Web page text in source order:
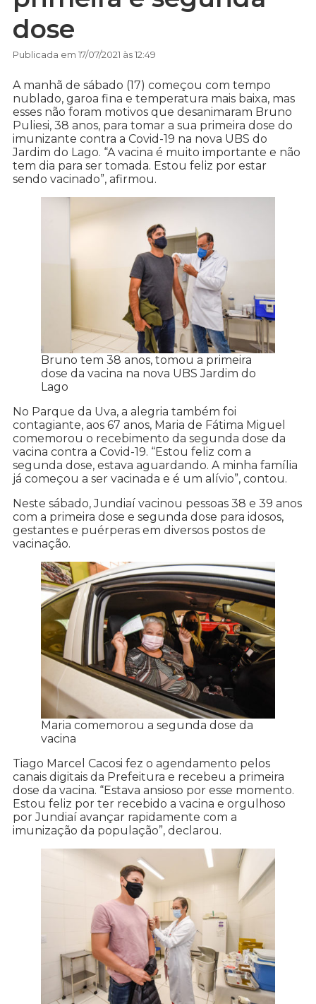
dose
Publicada em 17/07/2021 às 12:49
A manhã de sábado (17) começou com tempo
nublado, garoa fina e temperatura mais baixa, mas
esses não foram motivos que desanimaram Bruno
Puliesi, 38 anos, para tomar a sua primeira dose do
imunizante contra a Covid-19 na nova UBS do
Jardim do Lago. “A vacina é muito importante e não
tem dia para ser tomada. Estou feliz por estar
sendo vacinado”, afirmou.
Bruno tem 38 anos, tomou a primeira
dose da vacina na nova UBS Jardim do
Lago
No Parque da Uva, a alegria também foi
contagiante, aos 67 anos, Maria de Fátima Miguel
comemorou o recebimento da segunda dose da
vacina contra a Covid-19. “Estou feliz com a
segunda dose, estava aguardando. A minha família
já começou a ser vacinada e é um alívio”, contou.
Neste sábado, Jundiaí vacinou pessoas 38 e 39 anos
com a primeira dose e segunda dose para idosos,
gestantes e puérperas em diversos postos de
vacinação.
Maria comemorou a segunda dose da
vacina
Tiago Marcel Cacosi fez o agendamento pelos
canais digitais da Prefeitura e recebeu a primeira
dose da vacina. “Estava ansioso por esse momento.
Estou feliz por ter recebido a vacina e orgulhoso
por Jundiaí avançar rapidamente com a
imunização da população”, declarou.